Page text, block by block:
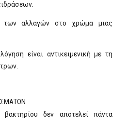
των αλλαγών στο χρώμα μιας
είναι αντικειμενική με τη
δεν αποτελεί πάντα